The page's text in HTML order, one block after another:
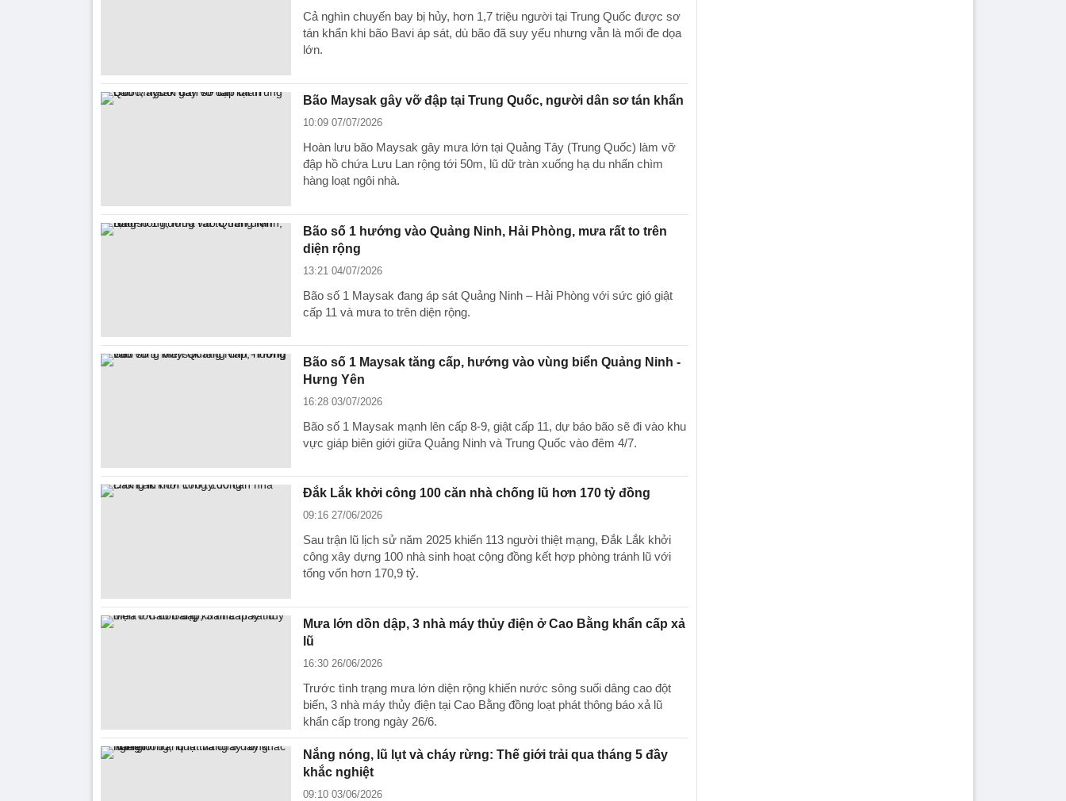
Cả nghìn chuyến bay bị hủy, hơn 1,7 triệu người tại Trung Quốc được sơ
tán khẩn khi bão Bavi áp sát, dù bão đã suy yếu nhưng vẫn là mối đe dọa
lớn.
Bão Maysak gây vỡ đập tại Trung Quốc, người dân sơ tán khẩn
10:09 07/07/2026
Hoàn lưu bão Maysak gây mưa lớn tại Quảng Tây (Trung Quốc) làm vỡ
đập hồ chứa Lưu Lan rộng tới 50m, lũ dữ tràn xuống hạ du nhấn chìm
hàng loạt ngôi nhà.
Bão số 1 hướng vào Quảng Ninh, Hải Phòng, mưa rất to trên
diện rộng
13:21 04/07/2026
Bão số 1 Maysak đang áp sát Quảng Ninh – Hải Phòng với sức gió giật
cấp 11 và mưa to trên diện rộng.
Bão số 1 Maysak tăng cấp, hướng vào vùng biển Quảng Ninh -
Hưng Yên
16:28 03/07/2026
Bão số 1 Maysak mạnh lên cấp 8-9, giật cấp 11, dự báo bão sẽ đi vào khu
vực giáp biên giới giữa Quảng Ninh và Trung Quốc vào đêm 4/7.
Đắk Lắk khởi công 100 căn nhà chống lũ hơn 170 tỷ đồng
09:16 27/06/2026
Sau trận lũ lịch sử năm 2025 khiến 113 người thiệt mạng, Đắk Lắk khởi
công xây dựng 100 nhà sinh hoạt cộng đồng kết hợp phòng tránh lũ với
tổng vốn hơn 170,9 tỷ.
Mưa lớn dồn dập, 3 nhà máy thủy điện ở Cao Bằng khẩn cấp xả
lũ
16:30 26/06/2026
Trước tình trạng mưa lớn diện rộng khiến nước sông suối dâng cao đột
biến, 3 nhà máy thủy điện tại Cao Bằng đồng loạt phát thông báo xả lũ
khẩn cấp trong ngày 26/6.
Nắng nóng, lũ lụt và cháy rừng: Thế giới trải qua tháng 5 đầy
khắc nghiệt
09:10 03/06/2026